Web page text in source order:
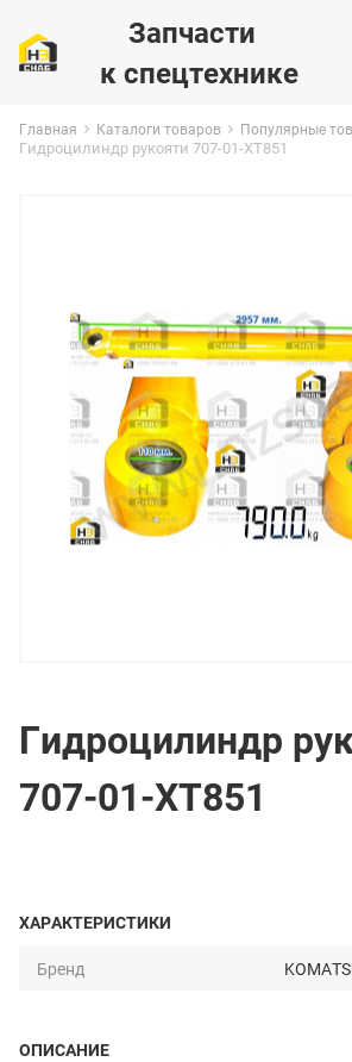
Запчасти
к спецтехнике
Главная Каталоги товаров Популярные
Гидроцилиндр рукояти 707-01-XT851
Гидроцилиндр
707-01-XT851
ХАРАКТЕРИСТИКИ
Бренд
ОПИСАНИЕ